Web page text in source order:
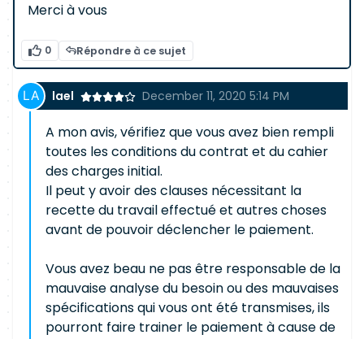
Merci à vous
0 Répondre à ce sujet
lael December 11, 2020 5:14 PM
A mon avis, vérifiez que vous avez bien rempli
toutes les conditions du contrat et du cahier
des charges initial.
Il peut y avoir des clauses nécessitant la
recette du travail effectué et autres choses
avant de pouvoir déclencher le paiement.
Vous avez beau ne pas être responsable de la
mauvaise analyse du besoin ou des mauvaises
spécifications qui vous ont été transmises, ils
pourront faire trainer le paiement à cause de